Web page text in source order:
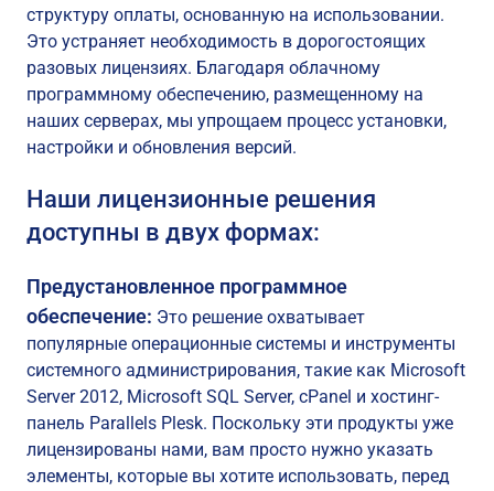
структуру оплаты, основанную на использовании.
Это устраняет необходимость в дорогостоящих
разовых лицензиях. Благодаря облачному
программному обеспечению, размещенному на
наших серверах, мы упрощаем процесс установки,
настройки и обновления версий.
Наши лицензионные решения
доступны в двух формах:
Предустановленное программное
обеспечение: Это решение охватывает
популярные операционные системы и инструменты
системного администрирования, такие как Microsoft
Server 2012, Microsoft SQL Server, cPanel и хостинг-
панель Parallels Plesk. Поскольку эти продукты уже
лицензированы нами, вам просто нужно указать
элементы, которые вы хотите использовать, перед